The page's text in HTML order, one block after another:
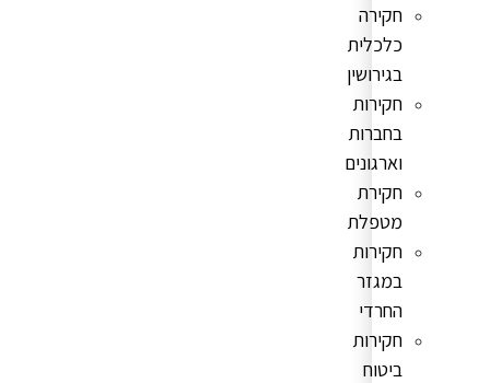
חקירה
כלכלית
בגירושין
חקירות
בחברות
וארגונים
חקירת
מטפלת
חקירות
במגזר
החרדי
חקירות
ביטוח